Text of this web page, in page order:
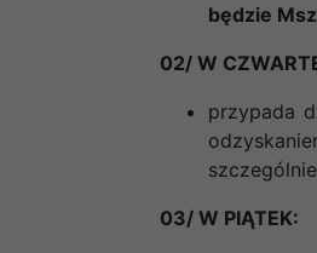
będzie
02/ W
przypada
03/ W PIĄTEK: